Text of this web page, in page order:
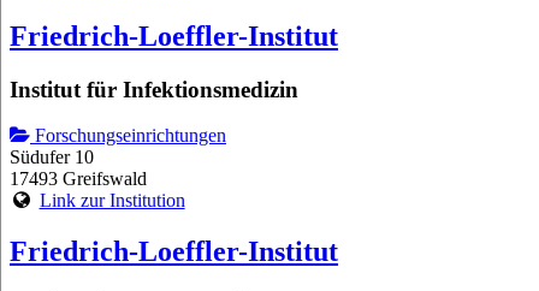
Friedrich-Loeffler-Institut
Institut für Infektionsmedizin
Forschungseinrichtungen
Südufer 10
17493 Greifswald
Link zur Institution
Friedrich-Loeffler-Institut